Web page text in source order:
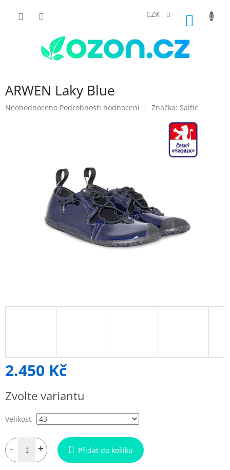
CZK
ARWEN Laky Blue
Průměrné
Neohodnoceno Podrobnosti hodnocení Značka: Saltic
2.450 Kč
cena:
Zvolte variantu
Velikost
Přidat do košíku